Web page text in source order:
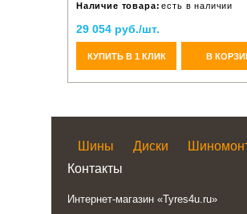
Наличие товара: есть в наличии
29 054 руб./шт.
КУПИТЬ В 1 КЛИК В
Шины Диски
Контакты
Интернет-магазин «Tyres4u.ru»